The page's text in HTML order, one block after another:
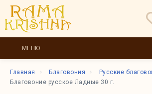
МЕНЮ
Главная Благовония
Русские
Благовоние русское Ладные 30 г.